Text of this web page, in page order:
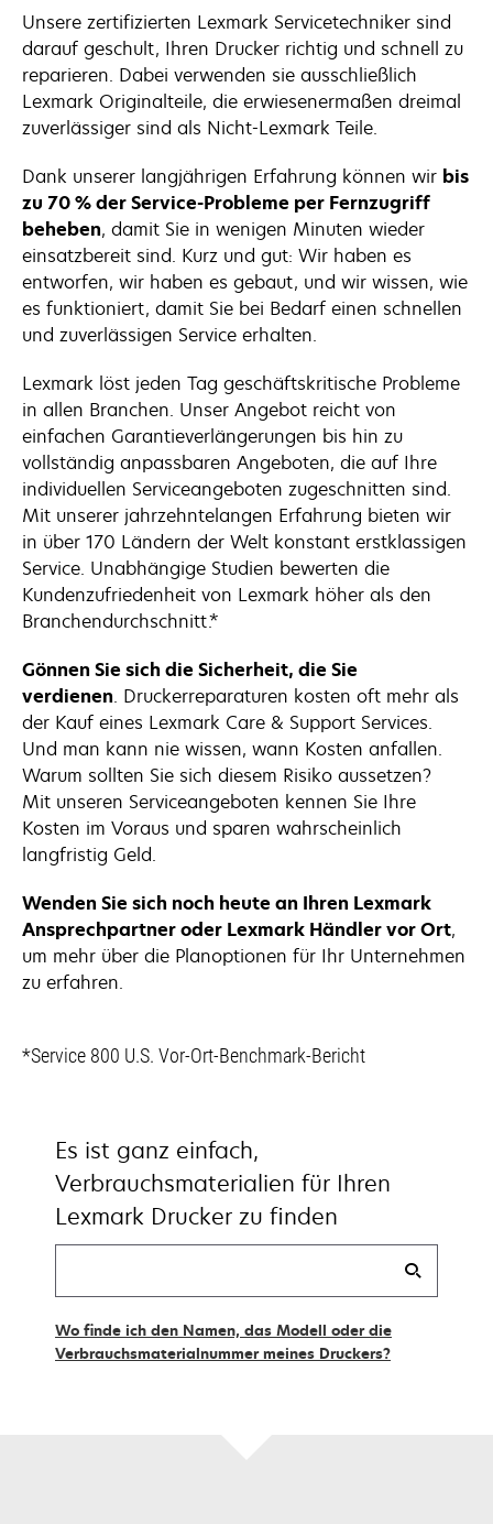
Unsere zertifizierten Lexmark Servicetechniker sind
darauf geschult, Ihren Drucker richtig und schnell zu
reparieren. Dabei verwenden sie ausschließlich
Lexmark Originalteile, die erwiesenermaßen dreimal
zuverlässiger sind als Nicht-Lexmark Teile.
Dank unserer langjährigen Erfahrung können wir bis
zu 70 % der Service-Probleme per Fernzugriff
beheben, damit Sie in wenigen Minuten wieder
einsatzbereit sind. Kurz und gut: Wir haben es
entworfen, wir haben es gebaut, und wir wissen, wie
es funktioniert, damit Sie bei Bedarf einen schnellen
und zuverlässigen Service erhalten.
Lexmark löst jeden Tag geschäftskritische Probleme
in allen Branchen. Unser Angebot reicht von
einfachen Garantieverlängerungen bis hin zu
vollständig anpassbaren Angeboten, die auf Ihre
individuellen Serviceangeboten zugeschnitten sind.
Mit unserer jahrzehntelangen Erfahrung bieten wir
in über 170 Ländern der Welt konstant erstklassigen
Service. Unabhängige Studien bewerten die
Kundenzufriedenheit von Lexmark höher als den
Branchendurchschnitt.*
Gönnen Sie sich die Sicherheit, die Sie
verdienen. Druckerreparaturen kosten oft mehr als
der Kauf eines Lexmark Care & Support Services.
Und man kann nie wissen, wann Kosten anfallen.
Warum sollten Sie sich diesem Risiko aussetzen?
Mit unseren Serviceangeboten kennen Sie Ihre
Kosten im Voraus und sparen wahrscheinlich
langfristig Geld.
Wenden Sie sich noch heute an Ihren Lexmark
Ansprechpartner oder Lexmark Händler vor Ort,
um mehr über die Planoptionen für Ihr Unternehmen
zu erfahren.
*Service 800 U.S. Vor-Ort-Benchmark-Bericht
Es ist ganz einfach,
Verbrauchsmaterialien für Ihren
Lexmark Drucker zu finden
Wo finde ich den Namen, das Modell oder die
Verbrauchsmaterialnummer meines Druckers?